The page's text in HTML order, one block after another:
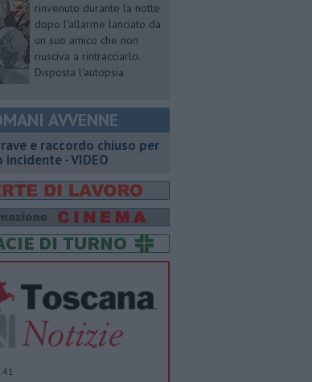
rinvenuto durante la notte
dopo l'allarme lanciato da
un suo amico che non
riusciva a rintracciarlo.
Disposta l'autopsia
AVVENNE
e raccordo chiuso per
incidente - VIDEO